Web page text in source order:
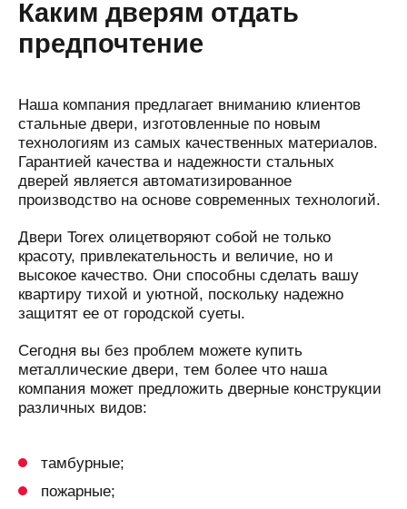
Каким дверям отдать
предпочтение
Наша компания предлагает вниманию клиентов
стальные двери, изготовленные по новым
технологиям из самых качественных материалов.
Гарантией качества и надежности стальных
дверей является автоматизированное
производство на основе современных технологий.
Двери Torex олицетворяют собой не только
красоту, привлекательность и величие, но и
высокое качество. Они способны сделать вашу
квартиру тихой и уютной, поскольку надежно
защитят ее от городской суеты.
Сегодня вы без проблем можете купить
металлические двери, тем более что наша
компания может предложить дверные конструкции
различных видов:
тамбурные;
пожарные;